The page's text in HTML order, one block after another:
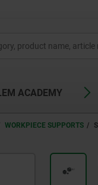
ACADEMY
WORKPIECE SUPPORTS